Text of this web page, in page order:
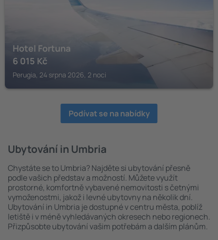
Hotel Fortuna
6 015 Kč
Perugia, 24 srpna 2026, 2 noci
Podívat se na nabídky
Ubytování in Umbria
Chystáte se to Umbria? Najděte si ubytování přesně
podle vašich představ a možností. Můžete využít
prostorné, komfortně vybavené nemovitosti s četnými
vymoženostmi, jakož i levné ubytovny na několik dní.
Ubytování in Umbria je dostupné v centru města, poblíž
letiště i v méně vyhledávaných okresech nebo regionech.
Přizpůsobte ubytování vašim potřebám a dalším plánům.